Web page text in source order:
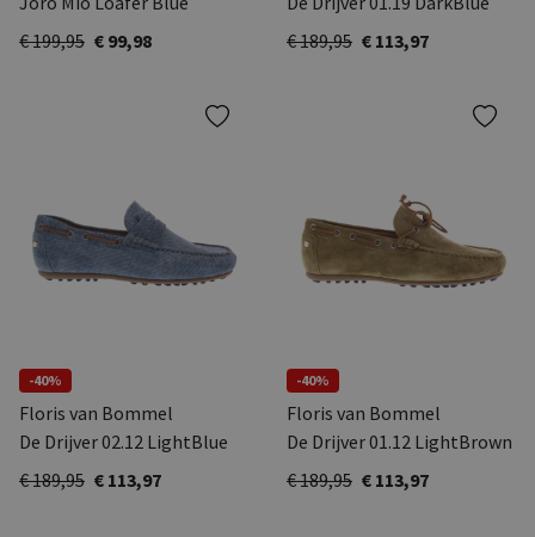
€ 199,95 € 99,98
€ 189,95 € 113,97
-40%
Floris van Bommel
De Drijver 02.12 LightBlue
€ 189,95 € 113,97
-40%
Floris van Bommel
De Drijver 01.12 LightBrown
€ 189,95 € 113,97